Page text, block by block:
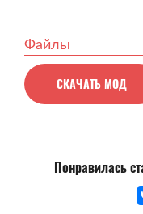
Файлы
СКАЧАТЬ МОД
Понравилась